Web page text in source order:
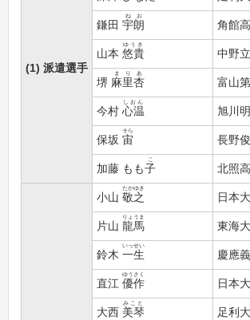
(1) 派遣選手
鎌田 宇朗
ねお
角館
山本 悠貴
ゆうき
中野
堺 麻里杏
まりあ
富山
今村 心温
しおん
旭川
保坂 宙
そら
長野
加藤 もも子
こ
北照
小山 敬之
たかゆき
日本
片山 龍馬
りょうま
東海
鈴木 一生
いっせい
慶應
直江 優作
ゆうさく
日本
大西 美琴
みこと
足利